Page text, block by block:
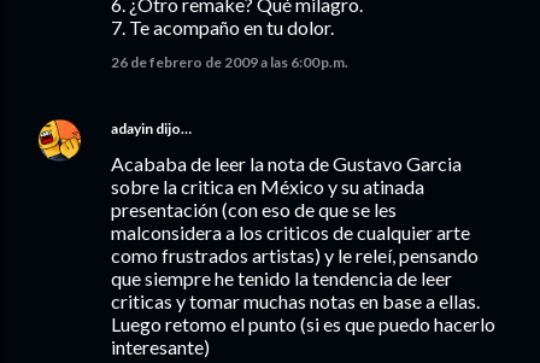
7. Te acompaño en tu dolor.
26 de febrero de 2009 a las 6:00 p.m.
adayin dijo…
Acababa de leer la nota de Gustavo Garcia
sobre la critica en México y su atinada
presentación (con eso de que se les
malconsidera a los criticos de cualquier arte
como frustrados artistas) y le releí, pensando
que siempre he tenido la tendencia de leer
criticas y tomar muchas notas en base a ellas.
Luego retomo el punto (si es que puedo hacerlo
interesante)